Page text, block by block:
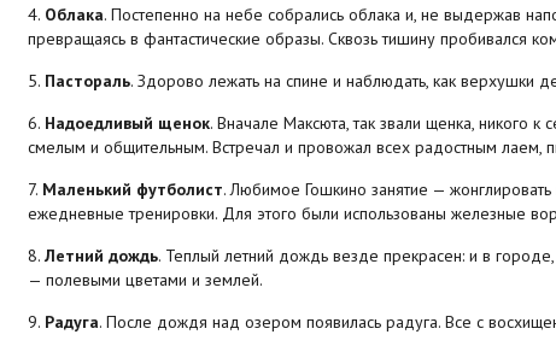
4. Облака. Постепенно на небе собрались облака и, не выдержав
превращаясь в фантастические образы. Сквозь тишину пробивался
5. Пастораль. Здорово лежать на спине и наблюдать, как верхушки
6. Надоедливый щенок. Вначале Максюта, так звали щенка, никого
смелым и общительным. Встречал и провожал всех радостным лаем,
7. Маленький футболист. Любимое Гошкино занятие —
ежедневные тренировки. Для этого были использованы железные
8.Летний дождь. Теплый летний дождь везде прекрасен: и в
— полевыми цветами и землей.
9. Радуга. После дождя над озером появилась радуга. Все с